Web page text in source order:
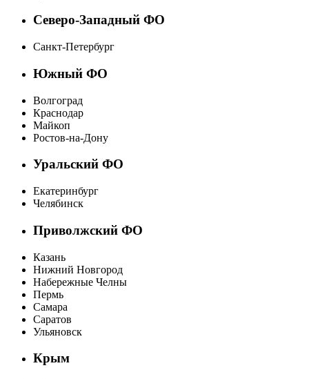
Северо-Западный ФО
Санкт-Петербург
Южный ФО
Волгоград
Краснодар
Майкоп
Ростов-на-Дону
Уральский ФО
Екатеринбург
Челябинск
Приволжский ФО
Казань
Нижний Новгород
Набережные Челны
Пермь
Самара
Саратов
Ульяновск
Крым